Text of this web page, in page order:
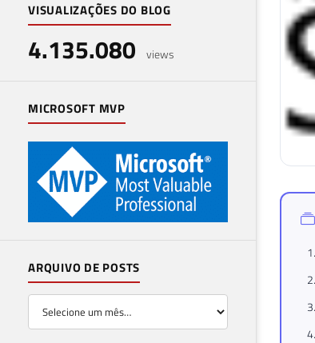
VISUALIZAÇÕES DO BLOG
4.135.080 views
MICROSOFT MVP
ARQUIVO DE POSTS